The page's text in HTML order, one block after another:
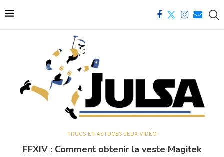
TRUCS ET ASTUCES JEUX VIDÉO
FFXIV : Comment obtenir la veste Magitek